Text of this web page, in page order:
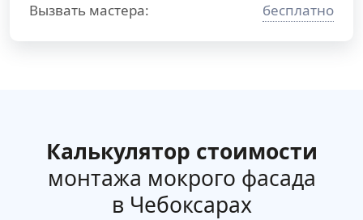
Вызвать мастера:
бесплатно
Калькулятор стоимости
монтажа мокрого фасада
в Чебоксарах